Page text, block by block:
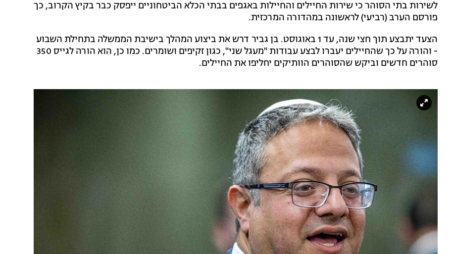
לשירות בתי הסוהר כי שירות החיילים והחיילות באגפים בבתי הכלא הביטחוניים ייפסק כבר בקיץ הקרוב, כך
פורסם הערב (רביעי) לראשונה במהדורה המרכזית.
הצעד יתבצע תוך חצי שנה, עד 1 באוגוסט. בן גביר דרש את ביצוע המהלך בישיבת הממשלה בתחילת השבוע
- והורה על כך שהחיילים יעברו לבצע עבודות "מעגל שני", כגון זקיפים ושומרים. כמו כן, הוא הורה לגייס 350
סוהרים חדשים וביקש שהסוהרים הוותיקים יחליפו את החיילים.